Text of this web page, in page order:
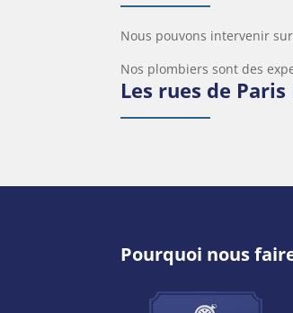
Nous pouvons intervenir
Nos plombiers sont des
Les rues de
Pourquoi nous